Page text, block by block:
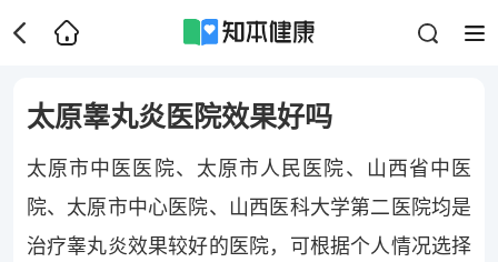
太原睾丸炎医院效果好吗
太原市中医医院、太原市人民医院、山西省中医
院、太原市中心医院、山西医科大学第二医院均是
治疗睾丸炎效果较好的医院，可根据个人情况选择